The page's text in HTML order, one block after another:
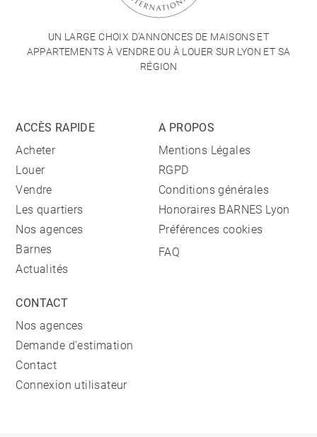
UN LARGE CHOIX D'ANNONCES DE MAISONS ET
APPARTEMENTS À VENDRE OU À LOUER SUR LYON ET SA
RÉGION
ACCÈS RAPIDE
Acheter
Louer
Vendre
Les quartiers
Nos agences
Barnes
Actualités
A PROPOS
Mentions Légales
RGPD
Conditions générales
Honoraires BARNES Lyon
Préférences cookies
FAQ
CONTACT
Nos agences
Demande d'estimation
Contact
Connexion utilisateur